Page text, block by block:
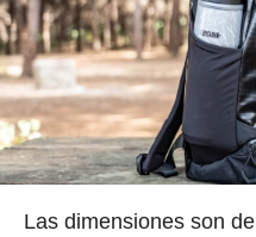
Las dimensiones son de